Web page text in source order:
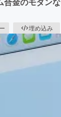
埋め込み